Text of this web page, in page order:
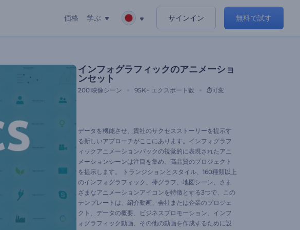
価格 学ぶ サインイン 無料で試す
インフォグラフィックのアニメーショ
ンセット
200 映像シーン 95K+ エクスポート数 可変
データを機能させ、貴社のサクセスストーリーを提示す
る新しいアプローチがここにあります。インフォグラフ
ィックアニメーションパックの視覚的に表現されたアニ
メーションシーンは注目を集め、高品質のプロジェクト
を提示します。 トランジションとスタイル、160種類以上
のインフォグラフィック、棒グラフ、地図シーン、さま
ざまなアニメーションアイコンを特徴とする3つで、この
テンプレートは、紹介動画、会社または企業のプロジェ
クト、データの概要、ビジネスプロモーション、インフ
ォグラフィック動画、その他の動画を作成するために設